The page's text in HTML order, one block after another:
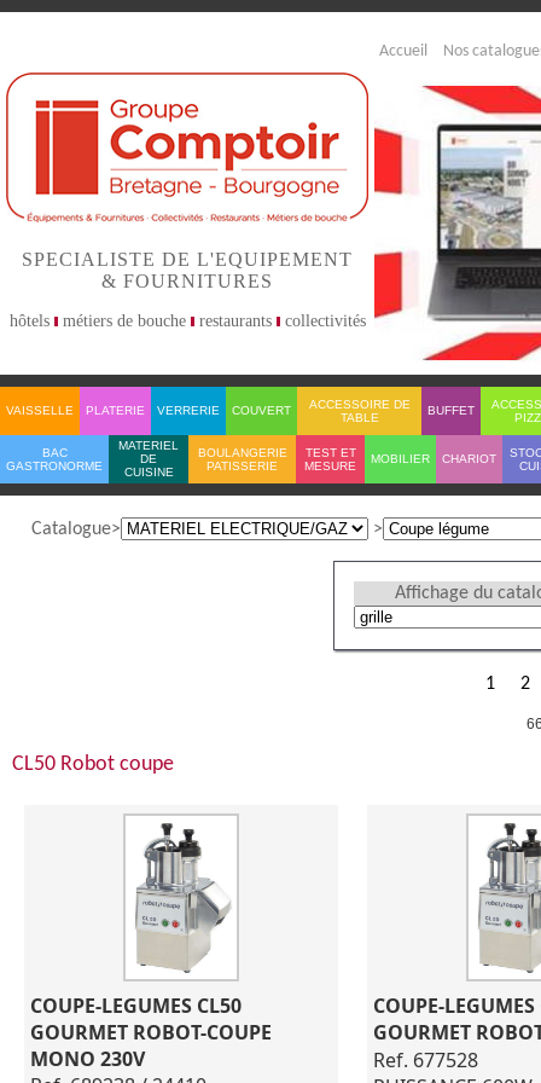
Accueil Nos
SPECIALISTE DE L'EQUIPEMENT
& FOURNITURES
hôtels métiers de bouche restaurants collectivités
VAISSELLE PLATERIE VERRERIE COUVERT
ACCESSOIRE DE
TABLE
BUFFET
BAC
GASTRONORME
MATERIEL
DE
CUISINE
BOULANGERIE
PATISSERIE
TEST ET
MESURE
MOBILIER CHARIOT
Catalogue
Affichage du
1 2
CL50 Robot coupe
COUPE-LEGUMES CL50
GOURMET ROBOT-COUPE
MONO 230V
COUPE-LEGUMES
GOURMET
Ref. 677528